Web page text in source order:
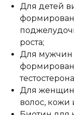
Для детей
роста;
Для мужчин
Для женщин
волос, кожи